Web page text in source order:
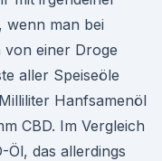
wenn man bei
einer Droge
aller Speiseöle
Hanfsamenöl
CBD. Im Vergleich
Öl, das allerdings